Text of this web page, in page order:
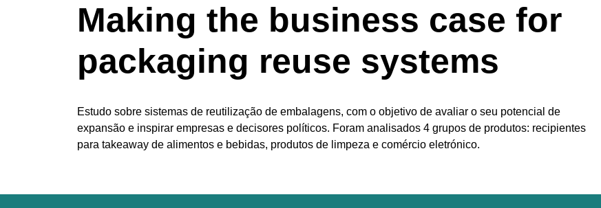
Making the business case for
packaging reuse systems
Estudo sobre sistemas de reutilização de embalagens, com o objetivo de avaliar o seu potencial de
expansão e inspirar empresas e decisores políticos. Foram analisados 4 grupos de produtos: recipientes
para takeaway de alimentos e bebidas, produtos de limpeza e comércio eletrónico.